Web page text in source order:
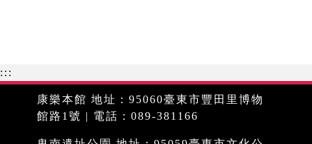
:::
康樂本館 地址：95060臺東市豐田里博物
館路1號 | 電話：089-381166